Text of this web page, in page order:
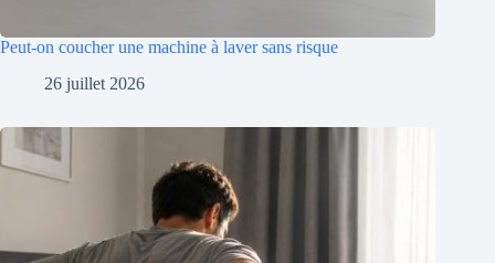
Peut-on coucher une machine à laver sans risque
26 juillet 2026